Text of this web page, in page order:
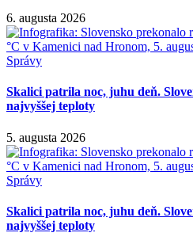
6. augusta 2026
Správy
Skalici patrila noc, juhu deň.
najvyššej teploty
5. augusta 2026
Správy
Skalici patrila noc, juhu deň.
najvyššej teploty